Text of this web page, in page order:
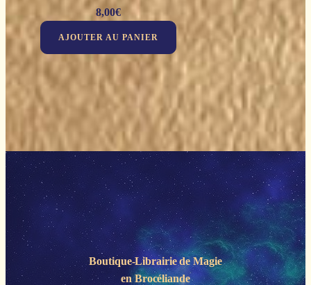
8,00€
AJOUTER AU PANIER
Boutique-Librairie deMagie
en Brocéliande